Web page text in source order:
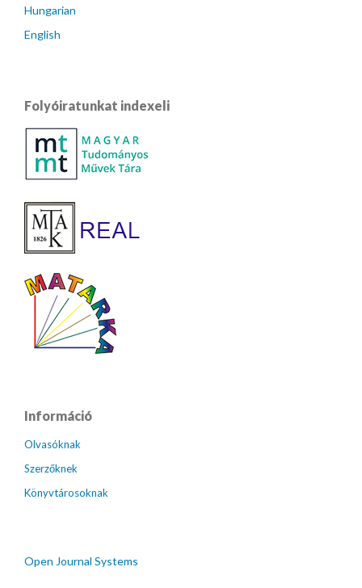
Hungarian
English
Folyóiratunkat indexeli
Információ
Olvasóknak
Szerzőknek
Könyvtárosoknak
Open Journal Systems